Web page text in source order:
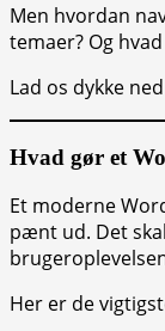
Men hvordan
temaer? Og
Lad os dykke
Hvad gør et
Et moderne
pænt ud. Det
Her er de